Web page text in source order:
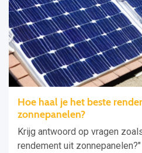
Hoe haal je het beste
zonnepanelen?
Krijg antwoord op vragen
rendement uit zonnepanelen?"